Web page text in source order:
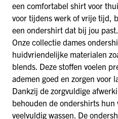
een comfortabel shirt voor
voor tijdens werk of vrije tijd,
een ondershirt dat bij jou past.
Onze collectie dames
huidvriendelijke materialen
blends. Deze stoffen voelen
ademen goed en zorgen voor
Dankzij de zorgvuldige
behouden de ondershirts
veelvuldig wassen. De